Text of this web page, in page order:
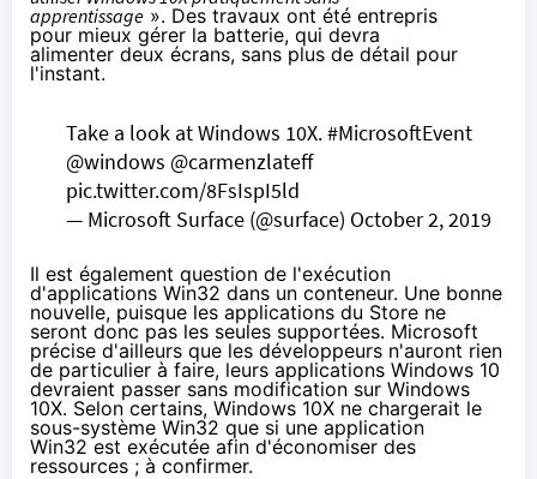
apprentissage ». Des travaux ont été entrepris
pour mieux gérer la batterie, qui devra
alimenter deux écrans, sans plus de détail pour
l'instant.
Take a look atWindows 10X.#MicrosoftEvent
@windows @carmenzlateff
pic.twitter.com/8FsIspI5ld
— Microsoft Surface (@surface) October 2, 2019
Il est également question de l'exécution
d'applications Win32 dans un conteneur. Une bonne
nouvelle, puisque les applications du Store ne
seront donc pas les seules supportées. Microsoft
précise d'ailleurs que les développeurs n'auront rien
de particulier à faire, leurs applications Windows 10
devraient passer sans modification sur Windows
10X. Selon certains, Windows 10X ne chargerait le
sous-système Win32 que si une application
Win32 est exécutée afin d'économiser des
ressources ; à confirmer.